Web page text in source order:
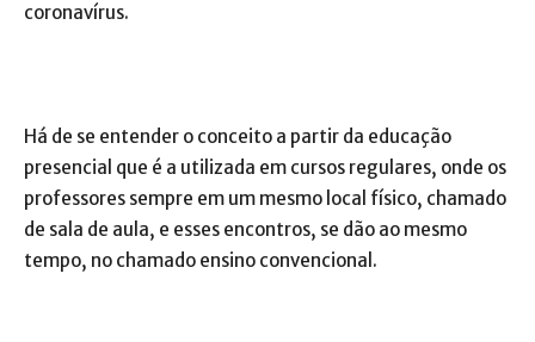
coronavírus.
Há de se entender o conceito a partir da educação
presencial que é a utilizada em cursos regulares, onde os
professores sempre em um mesmo local físico, chamado
de sala de aula, e esses encontros, se dão ao mesmo
tempo, no chamado ensino convencional.